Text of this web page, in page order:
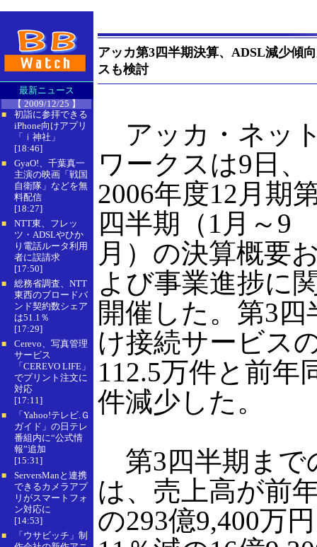
最新ニュース
【 2009/12/25 】
■
初詣に参拝できる
iPhone向けアプリ
「ｉ神社」
[18:46]
■
GyaO!、千葉真一
主演の映画「戦国
自衛隊」などを無
料配信
[18:27]
■
NTT東、フレッ
ツ・ADSLやひか
り電話ルータ利用
者に誤請求
[17:50]
■
総務省調査、NTT
東西のブロードバ
ンド契約数シェア
は51.1％
[17:29]
■
Cerevo、写真管理
サービス
「CEREVO LIFE」
でプリント注文に
対応
[17:11]
■
「Yahoo!テレビ.Ｇ
ガイド」の日テレ
番組内に“公式情
報”追加
[15:31]
■
ServersManと連携
できるカメラアプ
リがスマートフォ
ン対応に
[14:53]
■
「ウサビッチ」制
アッカ第3四半期決算、ADSL減少傾
スも検討
アッカ・ネッ
ワークスは9日、
2006年度12月期
四半期（1月～9
月）の決算概要
よび事業進捗に
開催した。第3
け接続サービス
112.5万件と前年
件減少した。
第3四半期まで
は、売上高が前
の293億9,400万